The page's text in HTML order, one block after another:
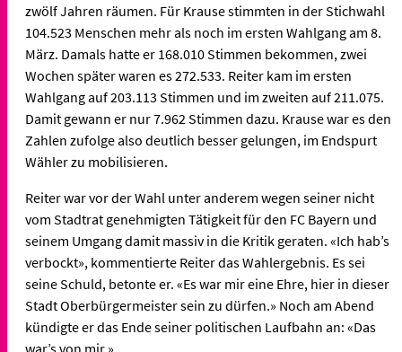
zwölf Jahren räumen. Für Krause stimmten in der Stichwahl
104.523 Menschen mehr als noch im ersten Wahlgang am 8.
März. Damals hatte er 168.010 Stimmen bekommen, zwei
Wochen später waren es 272.533. Reiter kam im ersten
Wahlgang auf 203.113 Stimmen und im zweiten auf 211.075.
Damit gewann er nur 7.962 Stimmen dazu. Krause war es den
Zahlen zufolge also deutlich besser gelungen, im Endspurt
Wähler zu mobilisieren.
Reiter war vor der Wahl unter anderem wegen seiner nicht
vom Stadtrat genehmigten Tätigkeit für den FC Bayern und
seinem Umgang damit massiv in die Kritik geraten. «Ich hab’s
verbockt», kommentierte Reiter das Wahlergebnis. Es sei
seine Schuld, betonte er. «Es war mir eine Ehre, hier in dieser
Stadt Oberbürgermeister sein zu dürfen.» Noch am Abend
kündigte er das Ende seiner politischen Laufbahn an: «Das